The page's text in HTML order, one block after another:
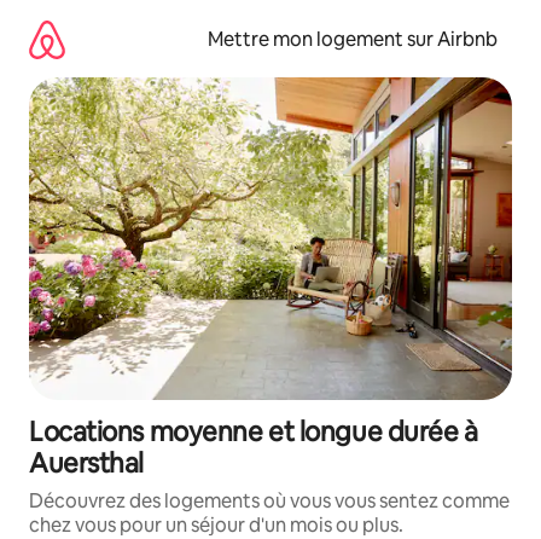
directement
contenu
Mettre mon logement sur Airbnb
Locations moyenne et longue durée à
Auersthal
Découvrez des logements où vous vous sentez comme
chez vous pour un séjour d'un mois ou plus.